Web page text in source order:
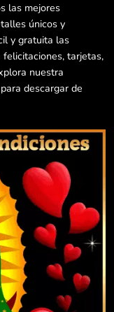
las mejores
únicos y
y gratuita las
tarjetas,
nuestra
descargar de